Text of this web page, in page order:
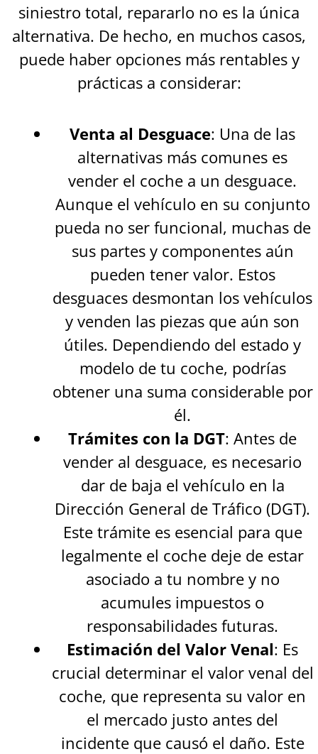
siniestro total, repararlo no es la única
alternativa. De hecho, en muchos casos,
puede haber opciones más rentables y
prácticas a considerar:
Venta al Desguace: Una de las
alternativas más comunes es
vender el coche a un desguace.
Aunque el vehículo en su conjunto
pueda no ser funcional, muchas de
sus partes y componentes aún
pueden tener valor. Estos
desguaces desmontan los vehículos
y venden las piezas que aún son
útiles. Dependiendo del estado y
modelo de tu coche, podrías
obtener una suma considerable por
él.
Trámites con la DGT: Antes de
vender al desguace, es necesario
dar de baja el vehículo en la
Dirección General de Tráfico (DGT).
Este trámite es esencial para que
legalmente el coche deje de estar
asociado a tu nombre y no
acumules impuestos o
responsabilidades futuras.
Estimación del Valor Venal: Es
crucial determinar el valor venal del
coche, que representa su valor en
el mercado justo antes del
incidente que causó el daño. Este